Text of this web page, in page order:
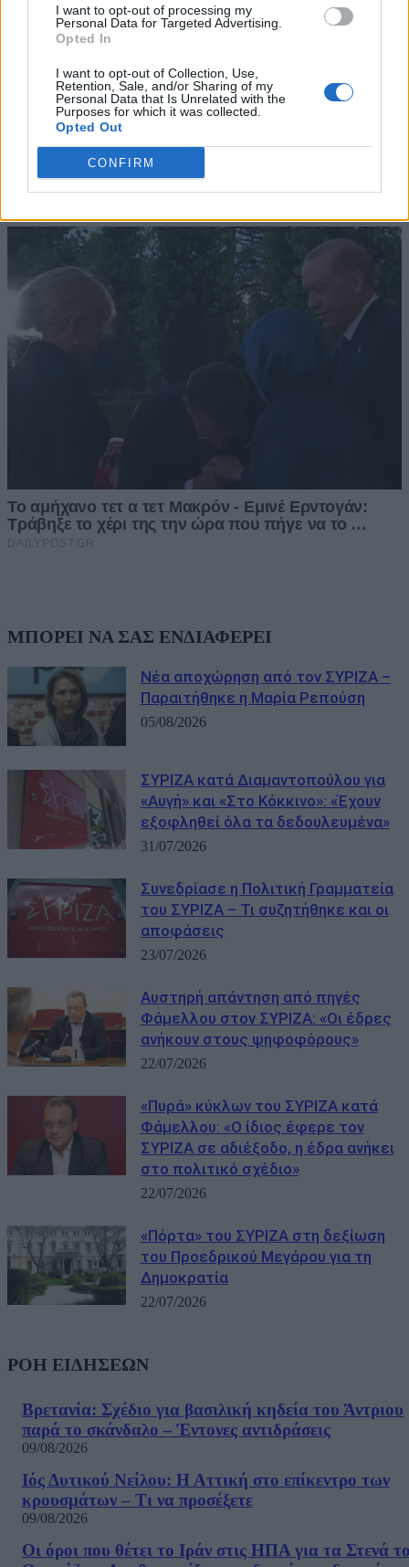
I want to opt-out of processing my
Personal Data for Targeted Advertising.
Opted In
I want to opt-out of Collection, Use,
Retention, Sale, and/or Sharing of my
Personal Data that Is Unrelated with the
Purposes for which it was collected.
Opted Out
CONFIRM
ΜΠΟΡΕΙ ΝΑ ΣΑΣ ΕΝΔΙΑΦΕΡΕΙ
Νέα αποχώρηση από τον ΣΥΡΙΖΑ –
Παραιτήθηκε η Μαρία Ρεπούση
05/08/2026
ΣΥΡΙΖΑ κατά Διαμαντοπούλου για
«Αυγή» και «Στο Κόκκινο»: «Έχουν
εξοφληθεί όλα τα δεδουλευμένα»
31/07/2026
Συνεδρίασε η Πολιτική Γραμματεία
του ΣΥΡΙΖΑ – Τι συζητήθηκε και οι
αποφάσεις
23/07/2026
Αυστηρή απάντηση από πηγές
Φάμελλου στον ΣΥΡΙΖΑ: «Οι έδρες
ανήκουν στους ψηφοφόρους»
22/07/2026
«Πυρά» κύκλων του ΣΥΡΙΖΑ κατά
Φάμελλου: «Ο ίδιος έφερε τον
ΣΥΡΙΖΑ σε αδιέξοδο, η έδρα ανήκει
στο πολιτικό σχέδιο»
22/07/2026
«Πόρτα» του ΣΥΡΙΖΑ στη δεξίωση
του Προεδρικού Μεγάρου για τη
Δημοκρατία
22/07/2026
ΡΟΗ ΕΙΔΗΣΕΩΝ
Βρετανία: Σχέδιο για βασιλική κηδεία του Άντριου
παρά το σκάνδαλο – Έντονες αντιδράσεις
09/08/2026
Ιός Δυτικού Νείλου: Η Αττική στο επίκεντρο των
κρουσμάτων – Τι να προσέξετε
09/08/2026
Οι όροι που θέτει το Ιράν στις ΗΠΑ για τα Στενά